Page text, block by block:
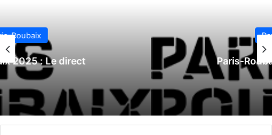
Paris-Roubaix
Paris-Roubaix 2024 : Le direct